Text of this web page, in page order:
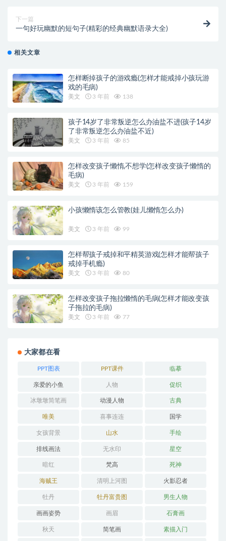
下一篇
一句好玩幽默的短句子(精彩的经典幽默语录大全)
相关文章
怎样断掉孩子的游戏瘾(怎样才能戒掉小孩玩游
戏的毛病)
美文 3 年前 138
孩子14岁了非常叛逆怎么办油盐不进(孩子14岁
了非常叛逆怎么办油盐不近)
美文 3 年前 85
怎样改变孩子懒惰,不想学(怎样改变孩子懒惰的
毛病)
美文 3 年前 159
小孩懒惰该怎么管教(娃儿懒惰怎么办)
美文 3 年前 99
怎样帮孩子戒掉和平精英游戏(怎样才能帮孩子
戒掉手机瘾)
美文 3 年前 80
怎样改变孩子拖拉懒惰的毛病(怎样才能改变孩
子拖拉的毛病)
美文 3 年前 77
大家都在看
PPT图表 PPT课件 临摹
亲爱的小鱼 人物 促织
冰墩墩简笔画 动漫人物 古典
唯美 喜事连连 国学
女孩背景 山水 手绘
排线画法 无水印 星空
暗红 梵高 死神
海贼王 清明上河图 火影忍者
牡丹 牡丹富贵图 男生人物
画画姿势 画眉 石膏画
秋天 简笔画 素描入门